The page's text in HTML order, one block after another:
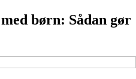
børn: Sådan gør